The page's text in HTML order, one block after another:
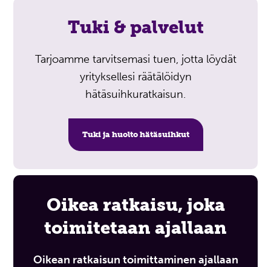
Tuki & palvelut
Tarjoamme tarvitsemasi tuen, jotta löydät
yrityksellesi räätälöidyn
hätäsuihkuratkaisun.
Tuki ja huolto hätäsuihkut
Oikea ratkaisu, joka
toimitetaan ajallaan
Oikean ratkaisun toimittaminen ajallaan